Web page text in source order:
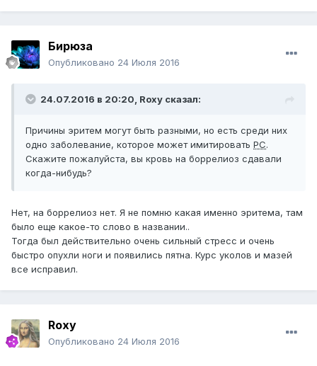
Бирюза
Опубликовано 24 Июля 2016
24.07.2016 в 20:20, Roxy сказал:
Причины эритем могут быть разными, но есть среди них
одно заболевание, которое может имитировать РС.
Скажите пожалуйста, вы кровь на боррелиоз сдавали
когда-нибудь?
Нет, на боррелиоз нет. Я не помню какая именно эритема, там
было еще какое-то слово в названии..
Тогда был действительно очень сильный стресс и очень
быстро опухли ноги и появились пятна. Курс уколов и мазей
все исправил.
Roxy
Опубликовано 24 Июля 2016